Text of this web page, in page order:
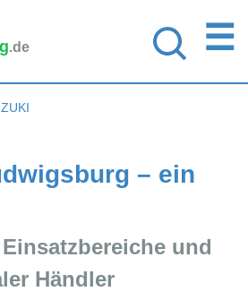
.de ☰
– ein
und
Händler